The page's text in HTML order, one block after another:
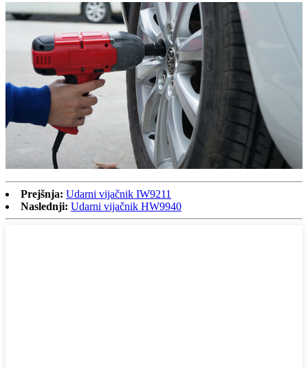
Prejšnja: Udarni vijačnik IW9211
Naslednji: Udarni vijačnik HW9940